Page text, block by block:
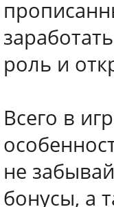
роль и
Всего в
не
бонусы, а